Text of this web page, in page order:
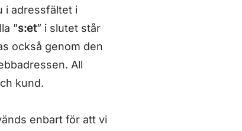
i adressfältet i
”s:et” i slutet står
också genom den
All
kund.
enbart för att vi